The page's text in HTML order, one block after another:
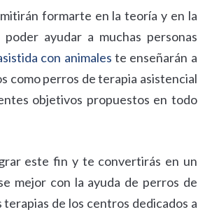
formarte en la teoría y en la
ayudar a muchas personas
con animales te enseñarán a
como perros de terapia asistencial
objetivos propuestos en todo
este fin y te convertirás en un
mejor con la ayuda de perros de
de los centros dedicados a